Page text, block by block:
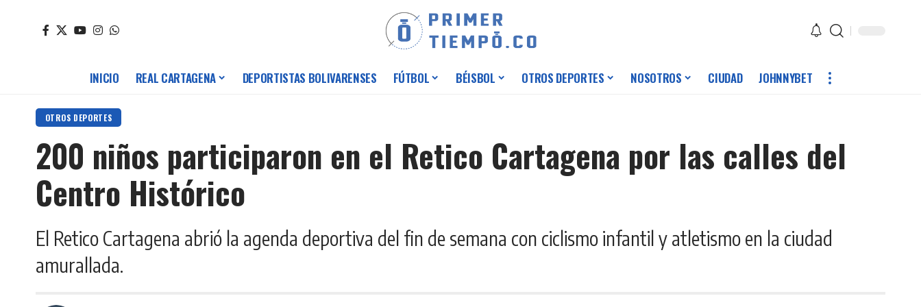
INICIO REAL CARTAGENA DEPORTISTAS BOLIVARENSES FÚTBOL BÉISBOL OTROS DEPORTES NOSOTROS CIUDAD JOHNNYBET
OTROS DEPORTES
200 niños participaron en el Retico Cartagena por las calles del
Centro Histórico
El Retico Cartagena abrió la agenda deportiva del fin de semana con ciclismo infantil y atletismo en la ciudad
amurallada.